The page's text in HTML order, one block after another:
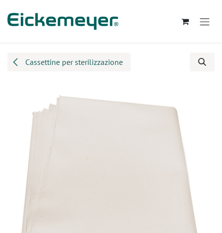
Cassettine per sterilizzazione